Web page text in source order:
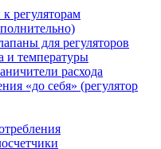
регуляторам
для регуляторов
и температуры
расхода
«до себя» (регулятор